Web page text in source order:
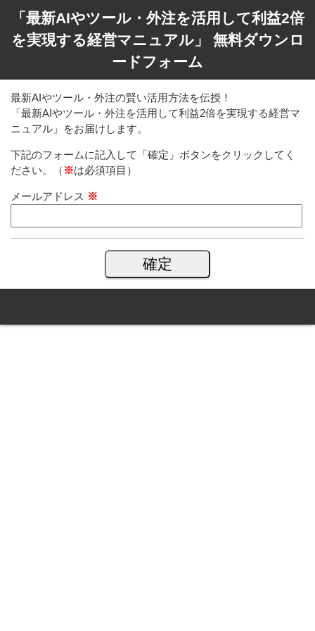
「最新AIやツール・外注を活用して利益2倍
を実現する経営マニュアル」 無料ダウンロ
ードフォーム
最新AIやツール・外注の賢い活用方法を伝授！
「最新AIやツール・外注を活用して利益2倍を実現する経営マ
ニュアル」をお届けします。
下記のフォームに記入して「確定」ボタンをクリックしてく
ださい。（ ※は必須項目）
メールアドレス ※